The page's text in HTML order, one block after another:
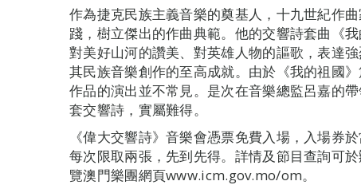
作為捷克民族主義音樂的奠基人，十九世紀作
踐，樹立傑出的作曲典範。他的交響詩套曲《
對美好山河的讚美、對英雄人物的謳歌，表達
其民族音樂創作的至高成就。由於《我的祖國
作品的演出並不常見。是次在音樂總監呂嘉的
套交響詩，實屬難得。
《偉大交響詩》音樂會憑票免費入場，入場券
每次限取兩張，先到先得。詳情及節目查詢可
覽澳門樂團網頁www.icm.gov.mo/om。